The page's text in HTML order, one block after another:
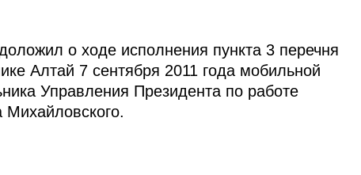
о ходе исполнения пункта 3 перечня
Алтай 7 сентября 2011 года мобильной
Управления Президента по работе